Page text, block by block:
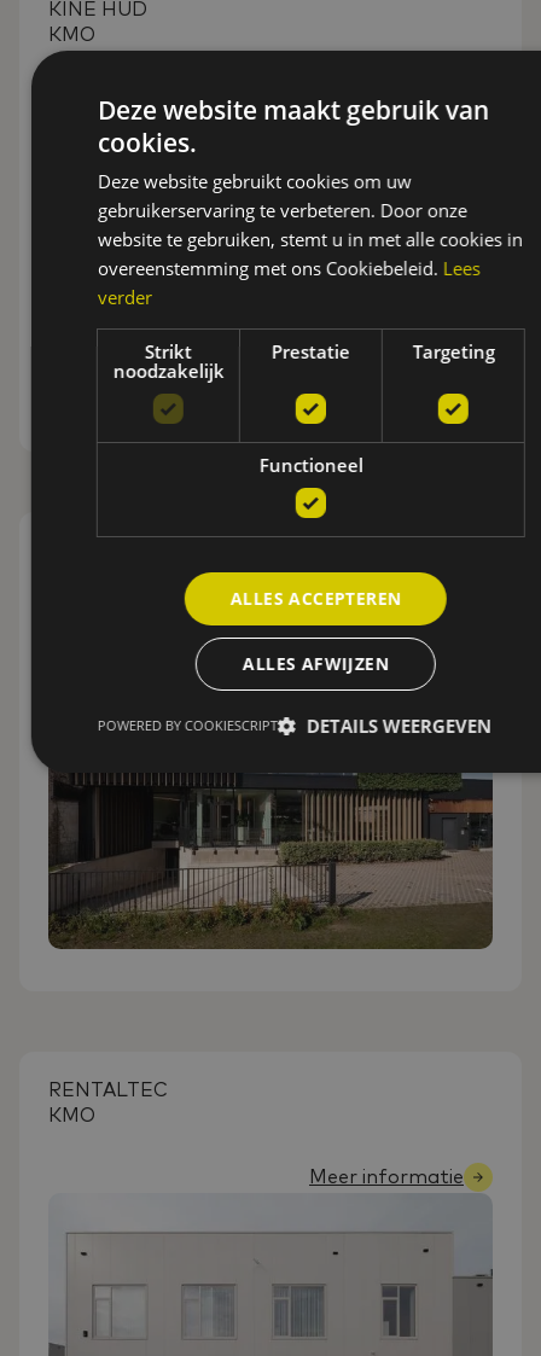
KINE HUD
KMO
Meer informatie
Meer informatie
RENTALTEC
KMO
Meer informatie
Deze website maakt gebruik van
cookies.
Deze website gebruikt cookies om uw
gebruikerservaring te verbeteren. Door onze
website te gebruiken, stemt u in met alle cookies in
overeenstemming met ons Cookiebeleid. Lees
verder
Strikt
noodzakelijk
Prestatie Targeting
Functioneel
ALLES ACCEPTEREN
ALLES AFWIJZEN
DETAILS WEERGEVEN
POWERED BY COOKIESCRIPT